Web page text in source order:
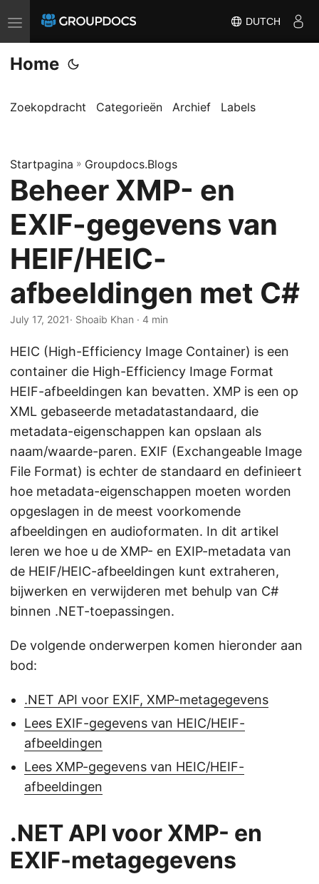
T
o
g
l
a
v
i
g
t
i
o
n
DUTCH
Home
Zoekopdracht Categorieën Archief Labels
Startpagina » Groupdocs.Blogs
Beheer XMP- en
EXIF-gegevens van
HEIF/HEIC-
afbeeldingen met C#
July 17, 2021· Shoaib Khan · 4 min
HEIC (High-Efficiency Image Container) is een
container die High-Efficiency Image Format
HEIF-afbeeldingen kan bevatten. XMP is een op
XML gebaseerde metadatastandaard, die
metadata-eigenschappen kan opslaan als
naam/waarde-paren. EXIF (Exchangeable Image
File Format) is echter de standaard en definieert
hoe metadata-eigenschappen moeten worden
opgeslagen in de meest voorkomende
afbeeldingen en audioformaten. In dit artikel
leren we hoe u de XMP- en EXIP-metadata van
de HEIF/HEIC-afbeeldingen kunt extraheren,
bijwerken en verwijderen met behulp van C#
binnen .NET-toepassingen.
De volgende onderwerpen komen hieronder aan
bod:
.NET API voor EXIF, XMP-metagegevens
Lees EXIF-gegevens van HEIC/HEIF-
afbeeldingen
Lees XMP-gegevens van HEIC/HEIF-
afbeeldingen
.NET API voor XMP- en
EXIF-metagegevens